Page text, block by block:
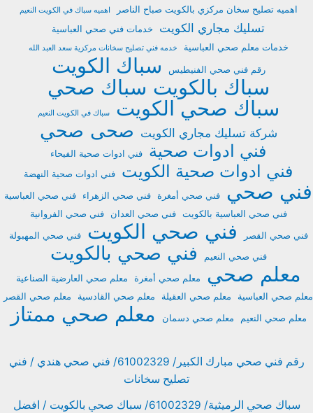
اهميه تصليح سخان مركزي بالكويت صباح الناصر اهميه سباك في الكويت النعيم
تسليك مجاري الكويت
خدمات فني صحي العباسية
خدمات معلم صحي العباسية
خدمه فني تصليح سخانات مركزية سعد العبد الله
رقم فني صحي الفنيطيس
سباك الكويت
سباك بالكويت سباك صحي
سباك صحي الكويت
سباك في الكويت النعيم
شركة تسليك مجاري الكويت صحى صحي
فني ادوات صحية فني ادوات صحية الفيحاء
فني ادوات صحية الكويت فني ادوات صحية النهضة
فني صحي فني صحي أمغرة فني صحي الزهراء
فني صحي العباسية
فني صحي العباسية بالكويت
فني صحي العدان فني صحي الفروانية
فني صحي القصر فني صحي الكويت
فني صحي المهبولة
فني صحي النعيم
فني صحي بالكويت
معلم صحي معلم صحي أمغرة
معلم صحي العارضية الصناعية
معلم صحي العباسية
معلم صحي العقيلة معلم صحي القادسية معلم صحي القصر
معلم صحي النعيم معلم صحي دسمان معلم صحي ممتاز
رقم فني صحي مبارك الكبير/ 61002329/ فني صحي هندي / فني
تصليح سخانات
سباك صحي الرميثية/ 61002329/ سباك صحي بالكويت / افضل